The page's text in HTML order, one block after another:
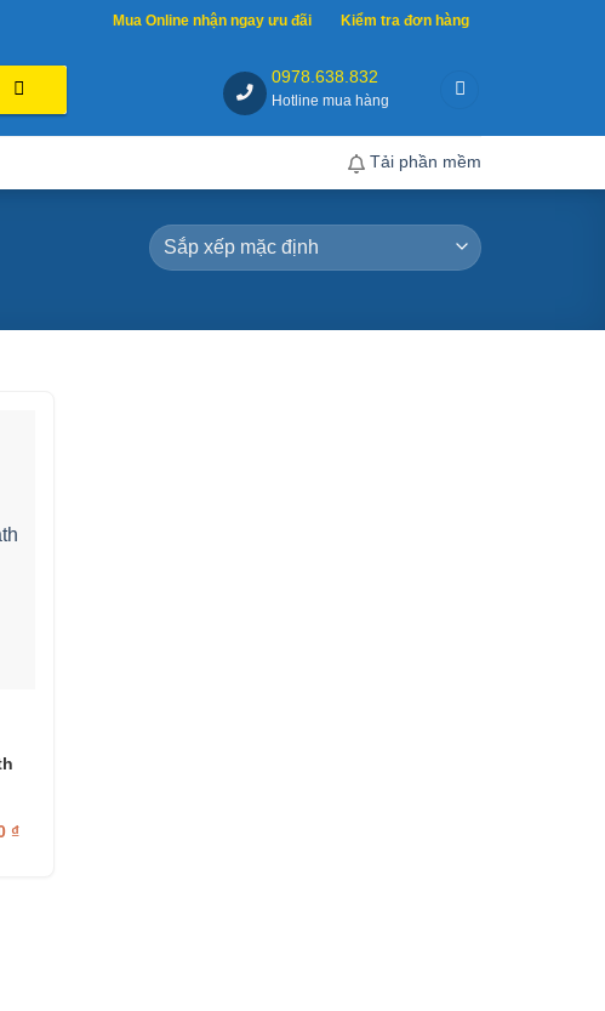
Mua Online nhận ngay ưu đãi Kiểm tra đơn hàng
0978.638.832
Hotline mua hàng
Tải phần mềm
₫